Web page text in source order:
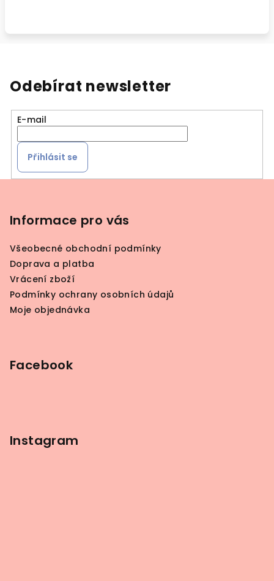
Odebírat newsletter
E-mail
Přihlásit se
Informace pro vás
Všeobecné obchodní podmínky
Doprava a platba
Vrácení zboží
Podmínky ochrany osobních údajů
Moje objednávka
Facebook
Instagram